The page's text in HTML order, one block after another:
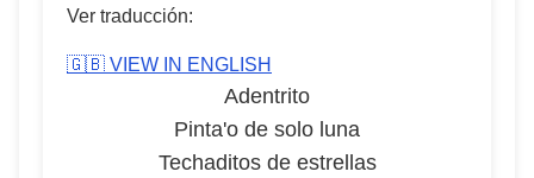
Ver traducción:
🇬🇧 VIEW IN ENGLISH
Adentrito
Pinta'o de solo luna
Techaditos de estrellas